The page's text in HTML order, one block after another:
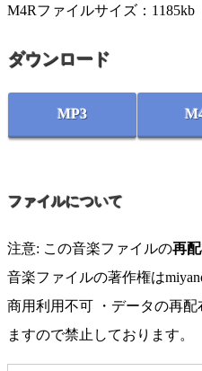
M4Rファイルサイズ：1185kb
ダウンロード
MP3
ファイルについて
注意: この音楽ファイルの再
音楽ファイルの著作権は
商用利用不可 ・データの再
ますので禁止しております。